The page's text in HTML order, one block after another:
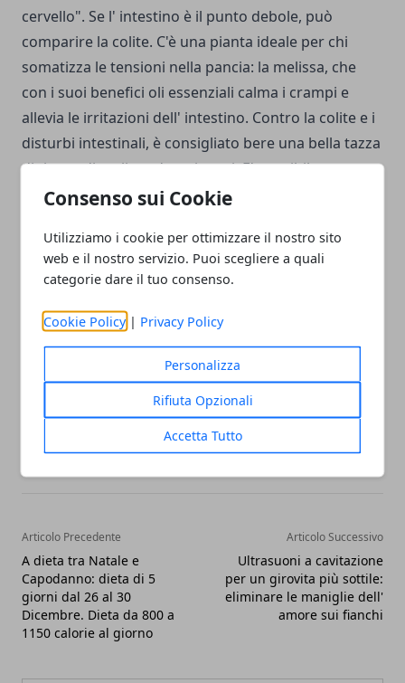
Consenso sui Cookie
Utilizziamo i cookie per ottimizzare il nostro sito
web e il nostro servizio. Puoi scegliere a quali
categorie dare il tuo consenso.
Cookie Policy | Privacy Policy
Personalizza
Rifiuta Opzionali
Accetta Tutto
cervello". Se l' intestino è il punto debole, può
comparire la colite. C'è una pianta ideale per chi
somatizza le tensioni nella pancia: la melissa, che
con i suoi benefici oli essenziali calma i crampi e
allevia le irritazioni dell' intestino. Contro la colite e i
disturbi intestinali, è consigliato bere una bella tazza
di tisana di melissa dopo i pasti. E' possibile
associare anche dei fermenti lattici per rafforzare la
si può acquistare in erboristeria,un PRODOTTO
CONSIGLIATO è Puraflor di Wyethche contiene
bustine costa €11,00).
Whatsapp
Articolo Precedente
A dieta tra Natale e
Capodanno: dieta di 5
giorni dal 26 al 30
Dicembre. Dieta da 800 a
1150 calorie al giorno
Articolo Successivo
Ultrasuoni a cavitazione
per un girovita più sottile:
eliminare le maniglie dell'
amore sui fianchi